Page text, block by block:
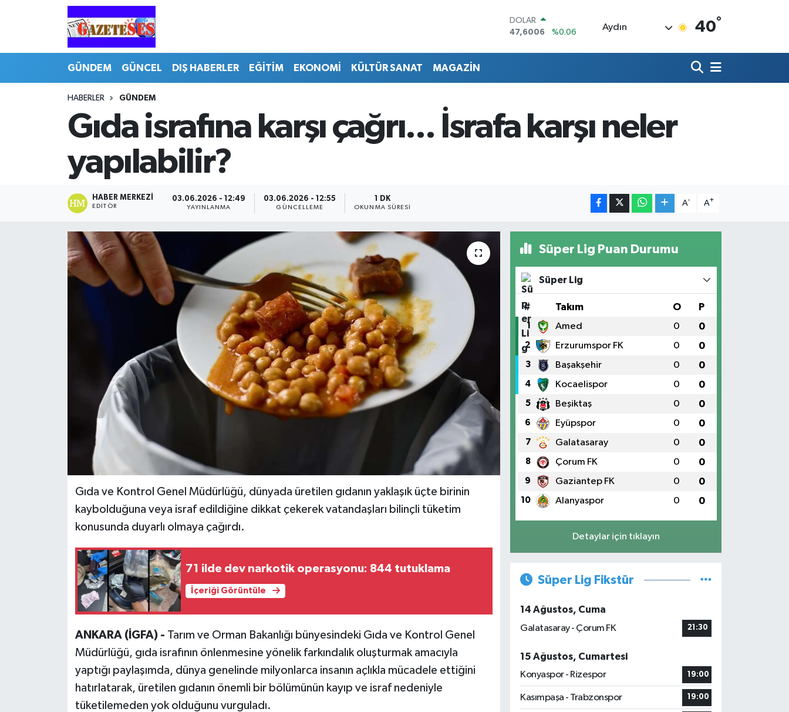
DOLAR
47,6006
%0.06
BİST100
13.768
%48
BITCOIN
Aydın 40°
GÜNDEM GÜNCEL DIŞ HABERLER EĞİTİM EKONOMİ KÜLTÜR SANAT MAGAZİN
HABERLER GÜNDEM
Gıda israfına karşı çağrı... İsrafa karşı neler
yapılabilir?
HABER MERKEZI
EDITÖR
03.06.2026 - 12:49
YAYINLANMA
03.06.2026 - 12:55
GÜNCELLEME
1 DK
OKUNMA SÜRESI
A- A+
Gıda ve Kontrol Genel Müdürlüğü, dünyada üretilen gıdanın yaklaşık üçte birinin
kaybolduğuna veya israf edildiğine dikkat çekerek vatandaşları bilinçli tüketim
konusunda duyarlı olmaya çağırdı.
71 ilde dev narkotik operasyonu: 844 tutuklama
İçeriği Görüntüle
ANKARA (İGFA) - Tarım ve Orman Bakanlığı bünyesindeki Gıda ve Kontrol Genel
Müdürlüğü, gıda israfının önlenmesine yönelik farkındalık oluşturmak amacıyla
yaptığı paylaşımda, dünya genelinde milyonlarca insanın açlıkla mücadele ettiğini
hatırlatarak, üretilen gıdanın önemli bir bölümünün kayıp ve israf nedeniyle
tüketilemeden yok olduğunu vurguladı.
Süper Lig Puan Durumu
Süper Lig
# Takım O P
1 Amed 0 0
2 Erzurumspor FK 0 0
3 Başakşehir 0 0
4 Kocaelispor 0 0
5 Beşiktaş 0 0
6 Eyüpspor 0 0
7 Galatasaray 0 0
8 Çorum FK 0 0
9 Gaziantep FK 0 0
10 Alanyaspor 0 0
Detaylar için tıklayın
Süper Lig Fikstür
14 Ağustos, Cuma
Galatasaray - Çorum FK
21:30
15 Ağustos, Cumartesi
Konyaspor - Rizespor
19:00
Kasımpaşa - Trabzonspor 19:00